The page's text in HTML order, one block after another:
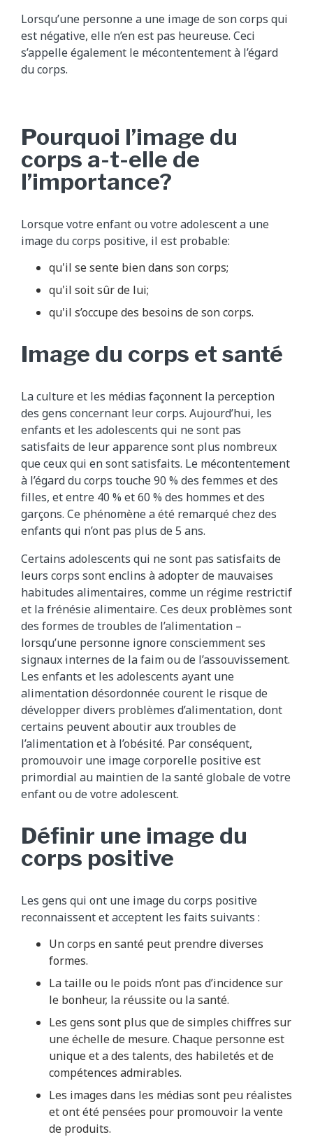
Lorsqu’une personne a une image de son corps qui
est négative, elle n’en est pas heureuse. Ceci
s’appelle également le mécontentement à l’égard
du corps.
Pourquoi l’image du
corps a-t-elle de
l’importance?
Lorsque votre enfant ou votre adolescent a une
image du corps positive, il est probable:
qu'il se sente bien dans son corps;
qu'il soit sûr de lui;
qu'il s’occupe des besoins de son corps.
Image du corps et santé
La culture et les médias façonnent la perception
des gens concernant leur corps. Aujourd’hui, les
enfants et les adolescents qui ne sont pas
satisfaits de leur apparence sont plus nombreux
que ceux qui en sont satisfaits. Le mécontentement
à l’égard du corps touche 90 % des femmes et des
filles, et entre 40 % et 60 % des hommes et des
garçons. Ce phénomène a été remarqué chez des
enfants qui n’ont pas plus de 5 ans.
Certains adolescents qui ne sont pas satisfaits de
leurs corps sont enclins à adopter de mauvaises
habitudes alimentaires, comme un régime restrictif
et la frénésie alimentaire. Ces deux problèmes sont
des formes de troubles de l’alimentation –
lorsqu’une personne ignore consciemment ses
signaux internes de la faim ou de l’assouvissement.
Les enfants et les adolescents ayant une
alimentation désordonnée courent le risque de
développer divers problèmes d’alimentation, dont
certains peuvent aboutir aux troubles de
l’alimentation et à l’obésité. Par conséquent,
promouvoir une image corporelle positive est
primordial au maintien de la santé globale de votre
enfant ou de votre adolescent.
Définir une image du
corps positive
Les gens qui ont une image du corps positive
reconnaissent et acceptent les faits suivants :
Un corps en santé peut prendre diverses
formes.
La taille ou le poids n’ont pas d’incidence sur
le bonheur, la réussite ou la santé.
Les gens sont plus que de simples chiffres sur
une échelle de mesure. Chaque personne est
unique et a des talents, des habiletés et de
compétences admirables.
Les images dans les médias sont peu réalistes
et ont été pensées pour promouvoir la vente
de produits.